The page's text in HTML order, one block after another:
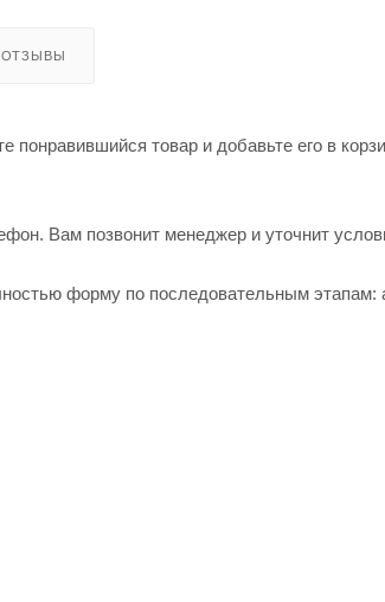
ОТЗЫВЫ
понравившийся товар и добавьте его в
Вам позвонит менеджер и уточнит
форму по последовательным этапам: